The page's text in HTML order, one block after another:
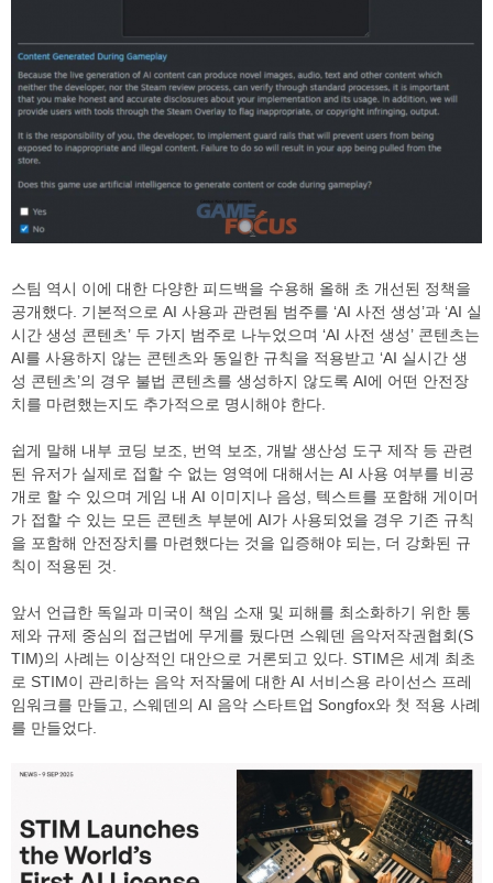
스팀 역시 이에 대한 다양한 피드백을 수용해 올해 초 개선된 정책을
공개했다. 기본적으로 AI 사용과 관련됨 범주를 ‘AI 사전 생성’과 ‘AI 실
시간 생성 콘텐츠’ 두 가지 범주로 나누었으며 ‘AI 사전 생성’ 콘텐츠는
AI를 사용하지 않는 콘텐츠와 동일한 규칙을 적용받고 ‘AI 실시간 생
성 콘텐츠’의 경우 불법 콘텐츠를 생성하지 않도록 AI에 어떤 안전장
치를 마련했는지도 추가적으로 명시해야 한다.
쉽게 말해 내부 코딩 보조, 번역 보조, 개발 생산성 도구 제작 등 관련
된 유저가 실제로 접할 수 없는 영역에 대해서는 AI 사용 여부를 비공
개로 할 수 있으며 게임 내 AI 이미지나 음성, 텍스트를 포함해 게이머
가 접할 수 있는 모든 콘텐츠 부분에 AI가 사용되었을 경우 기존 규칙
을 포함해 안전장치를 마련했다는 것을 입증해야 되는, 더 강화된 규
칙이 적용된 것.
앞서 언급한 독일과 미국이 책임 소재 및 피해를 최소화하기 위한 통
제와 규제 중심의 접근법에 무게를 뒀다면 스웨덴 음악저작권협회(S
TIM)의 사례는 이상적인 대안으로 거론되고 있다. STIM은 세계 최초
로 STIM이 관리하는 음악 저작물에 대한 AI 서비스용 라이선스 프레
임워크를 만들고, 스웨덴의 AI 음악 스타트업 Songfox와 첫 적용 사례
를 만들었다.